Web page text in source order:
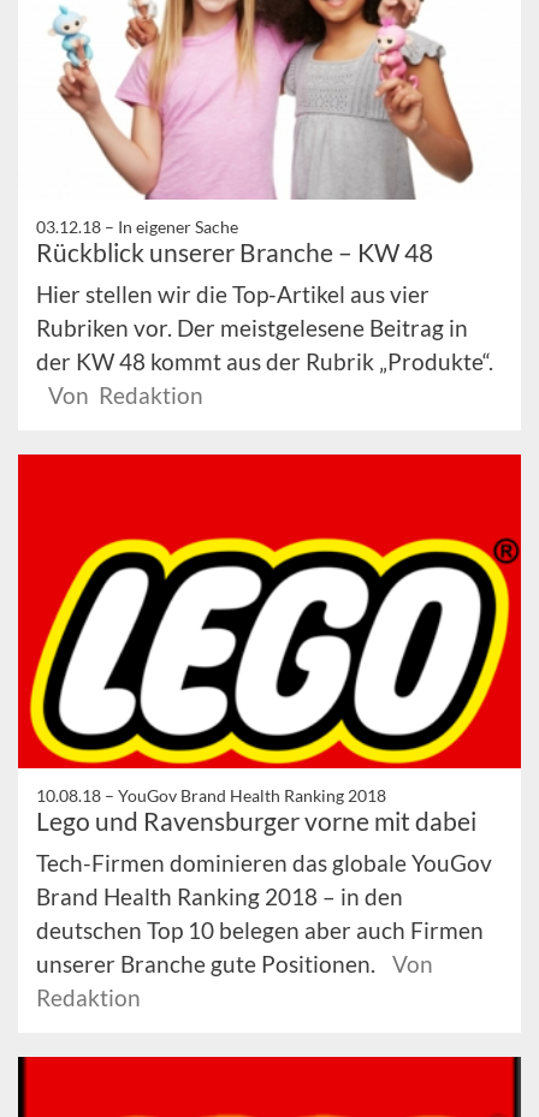
03.12.18 – In eigener Sache
Rückblick unserer Branche – KW 48
Hier stellen wir die Top-Artikel aus vier
Rubriken vor. Der meistgelesene Beitrag in
der KW 48 kommt aus der Rubrik „Produkte“.
Von Redaktion
10.08.18 – YouGov Brand Health Ranking 2018
Lego und Ravensburger vorne mit dabei
Tech-Firmen dominieren das globale YouGov
Brand Health Ranking 2018 – in den
deutschen Top 10 belegen aber auch Firmen
unserer Branche gute Positionen.
Von
Redaktion